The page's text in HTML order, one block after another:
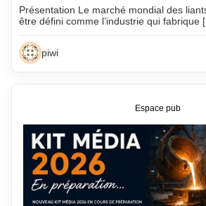
Présentation Le marché mondial des
être défini comme l’industrie qui fabrique
piwi
Espace pub